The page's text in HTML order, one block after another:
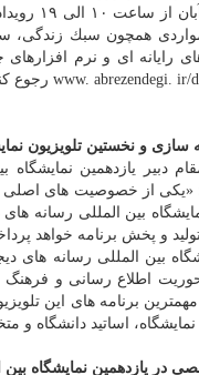
زندگی
همچون سبك زندگی،
رایانه ای و نرم
سازی و نخستین تلویزیون
دبیر یازدهمین نمایشگاه
«یكی از خصوصیت های اصلی
بین المللی رسانه
و پخش برنامه خواهد
بین المللی رسانه های
اطلاع رسانی و
مهمترین برنامه های این
نمایشگاه، اساتید دانشگاه